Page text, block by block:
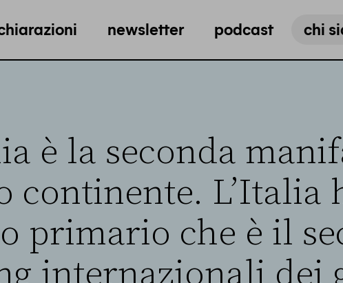
newsletter podcast chi
è la seconda
continente. L’Italia
primario che è il